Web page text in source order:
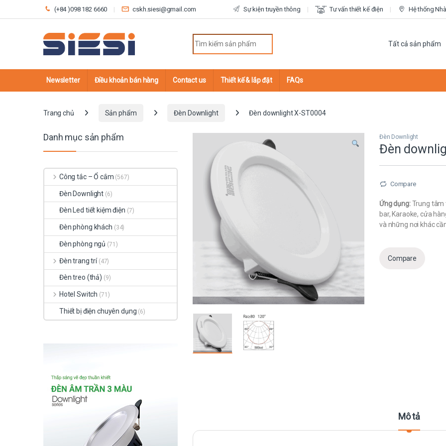
Skip to navigation
Skip to content
(+84 )098 182 6660 cskh.siesi@gmail.com Sự kiện truyền thông Tư vấn thiết kế điện Hệ thống
Newsletter Điều khoản bán hàng Contact us Thiết kế & lắp đặt FAQs
Trang chủ Sản phẩm Đèn Downlight Đèn downlight X-ST0004
Đèn Downlight
Đèn
Compare
Ứng dụng:Trung tâm
bar, Karaoke, cửa
và những nơi khác
Compare
Mô tả
Danh mục sản phẩm
Công tắc – Ổ cắm (567)
Đèn Downlight (6)
Đèn Led tiết kiệm điện (7)
Đèn phòng khách (34)
Đèn phòng ngủ (71)
Đèn trang trí (47)
Đèn treo (thả) (9)
Hotel Switch (71)
Thiết bị điện chuyên dụng (6)